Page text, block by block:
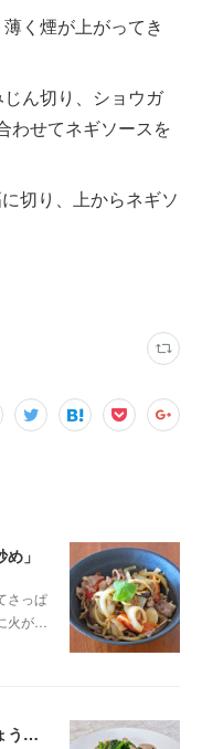
く煙が上がってき
じん切り、ショウガ
わせてネギソースを
切り、上からネギソ
」
さっぱ
火が…
しょうがとニラで元気な夏「豚こましょうが炒め」